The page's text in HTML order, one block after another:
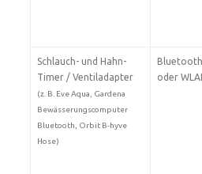
Schlauch- und Hahn-
Timer / Ventiladapter
(z. B. Eve Aqua, Gardena
Bewässerungscomputer
Bluetooth, Orbit B-hyve
Hose)
Bluetooth
oder